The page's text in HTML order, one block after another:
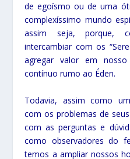
de egoísmo ou de uma
complexíssimo mundo
assim seja, porque,
intercambiar com os
agregar valor em nosso
contínuo rumo ao Éden.
Todavia, assim como
com os problemas de
com as perguntas e
como observadores do
temos a ampliar nossos